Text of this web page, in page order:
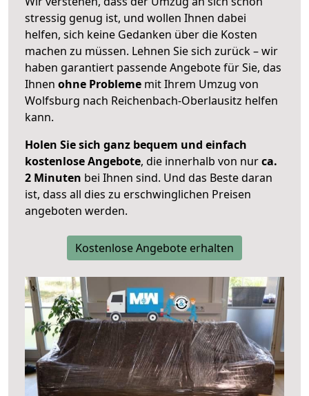
stressig genug ist, und wollen Ihnen dabei
helfen, sich keine Gedanken über die Kosten
machen zu müssen. Lehnen Sie sich zurück – wir
haben garantiert passende Angebote für Sie, das
Ihnen ohne Probleme mit Ihrem Umzug von
Wolfsburg nach Reichenbach-Oberlausitz helfen
kann.
Holen Sie sich ganz bequem und einfach
kostenlose Angebote, die innerhalb von nurca.
2 Minuten bei Ihnen sind. Und das Beste daran
ist, dass all dies zu erschwinglichen Preisen
angeboten werden.
Kostenlose Angebote erhalten